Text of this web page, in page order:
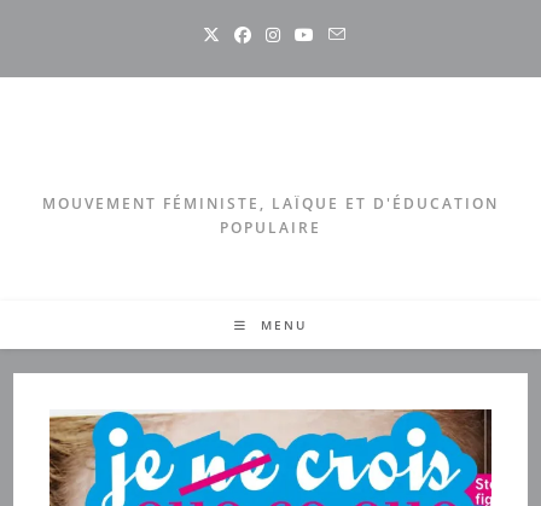
content
MOUVEMENT FÉMINISTE, LAÏQUE ET D'ÉDUCATION
POPULAIRE
MENU